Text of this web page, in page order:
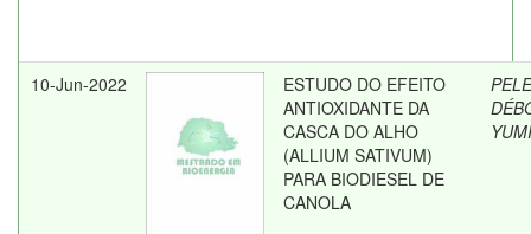
10-Jun-2022
ESTUDO DO EFEITO
ANTIOXIDANTE DA
CASCA DO ALHO
(ALLIUM SATIVUM)
PARA BIODIESEL DE
CANOLA
YUMI